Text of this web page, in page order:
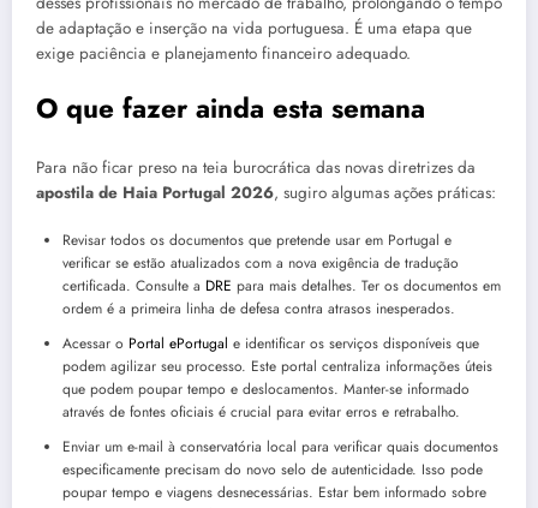
de adaptação e inserção na vida portuguesa. É uma etapa que
exige paciência e planejamento financeiro adequado.
O que fazer ainda esta semana
Para não ficar preso na teia burocrática das novas diretrizes da
apostila de Haia Portugal 2026, sugiro algumas ações práticas:
Revisar todos os documentos que pretende usar em Portugal e
verificar se estão atualizados com a nova exigência de tradução
certificada. Consulte a DRE para mais detalhes. Ter os documentos em
ordem é a primeira linha de defesa contra atrasos inesperados.
Acessar o Portal ePortugal e identificar os serviços disponíveis que
podem agilizar seu processo. Este portal centraliza informações úteis
que podem poupar tempo e deslocamentos. Manter-se informado
através de fontes oficiais é crucial para evitar erros e retrabalho.
Enviar um e-mail à conservatória local para verificar quais documentos
especificamente precisam do novo selo de autenticidade. Isso pode
poupar tempo e viagens desnecessárias. Estar bem informado sobre